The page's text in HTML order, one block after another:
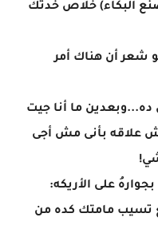
البكاء) خلاص خدتك
شعر أن هناك أمر
ده...وبعدين ما أنا جيت
علاقه بأنى مش أجى
على الأريكه:
تسيب مامتك كده من